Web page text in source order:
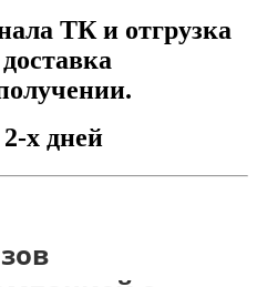
ТК и отгрузка
х дней